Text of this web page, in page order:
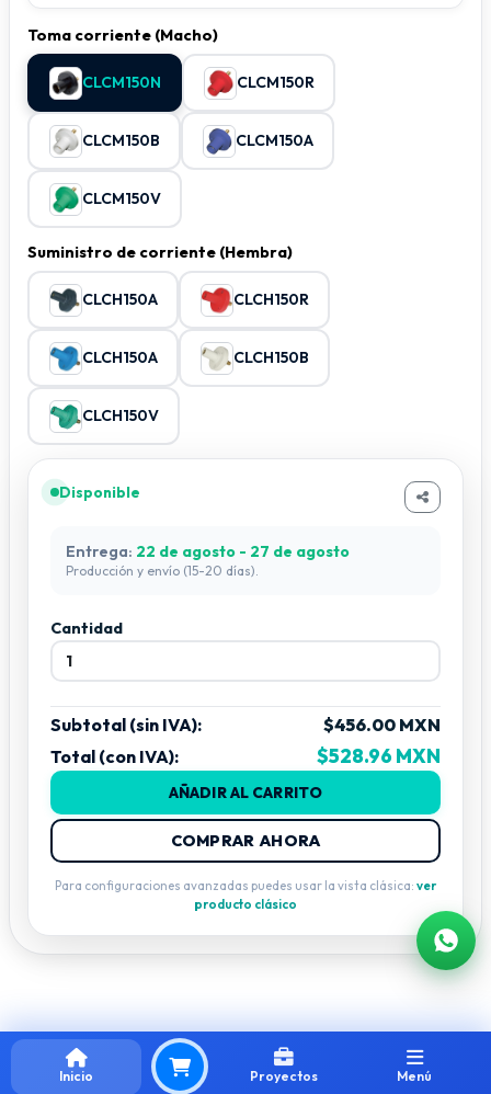
Inicio Proyectos Menú
Toma corriente (Macho)
CLCM150N CLCM150R
CLCM150B CLCM150A
CLCM150V
Suministro de corriente (Hembra)
CLCH150A CLCH150R
CLCH150A CLCH150B
CLCH150V
Disponible
Entrega: 22 de agosto - 27 de agosto
Producción y envío (15-20 días).
Cantidad
Subtotal (sin IVA):
$456.00 MXN
Total (con IVA):
$528.96 MXN
AÑADIR AL CARRITO
COMPRAR AHORA
Para configuraciones avanzadas puedes usar la vista clásica: ver
producto clásico